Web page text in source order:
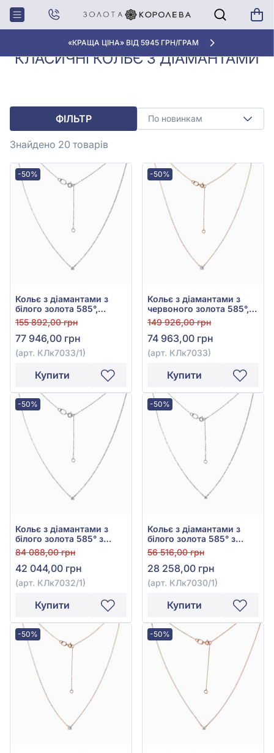
«КРАЩА ЦІНА» ВІД 5945 ГРН/ГРАМ
Головна
Колье з
діамантами
Класичні кольє з
діамантами
КЛАСИЧНІ КОЛЬЄ З ДІАМАНТАМИ
ФІЛЬТР По новинкам
Знайдено 20 товарів
-50%
Кольє з діамантами з
білого золота 585°,
Діамант 0,54ct, арт.
КЛк7033/1
155 892,00 грн
77 946,00 грн
(арт. КЛк7033/1)
Купити
-50%
Кольє з діамантами з
червоного золота 585°,
Діамант 0,51ct, арт.
КЛк7033
149 926,00 грн
74 963,00 грн
(арт. КЛк7033)
Купити
-50%
Кольє з діамантами з
білого золота 585° з
діамантом 0,23ct, арт.
КЛк7032/1
84 088,00 грн
42 044,00 грн
(арт. КЛк7032/1)
Купити
-50%
Кольє з діамантами з
білого золота 585° з
діамантом 0,11ct, арт.
КЛк7030/1
56 516,00 грн
28 258,00 грн
(арт. КЛк7030/1)
Купити
-50% -50%